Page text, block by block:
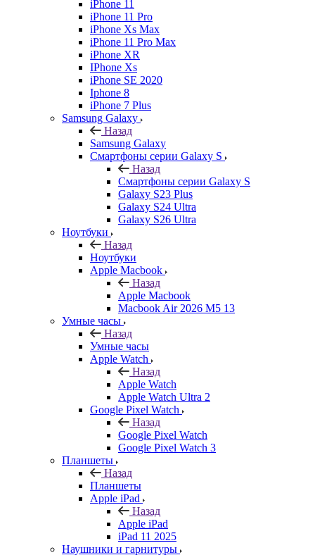
iPhone 11
iPhone 11 Pro
iPhone Xs Max
iPhone 11 Pro Max
iPhone XR
IPhone Xs
iPhone SE 2020
Iphone 8
iPhone 7 Plus
Samsung Galaxy
Назад
Samsung Galaxy
Смартфоны серии Galaxy S
Назад
Смартфоны серии Galaxy S
Galaxy S23 Plus
Galaxy S24 Ultra
Galaxy S26 Ultra
Ноутбуки
Назад
Ноутбуки
Apple Macbook
Назад
Apple Macbook
Macbook Air 2026 M5 13
Умные часы
Назад
Умные часы
Apple Watch
Назад
Apple Watch
Apple Watch Ultra 2
Google Pixel Watch
Назад
Google Pixel Watch
Google Pixel Watch 3
Планшеты
Назад
Планшеты
Apple iPad
Назад
Apple iPad
iPad 11 2025
Наушники и гарнитуры